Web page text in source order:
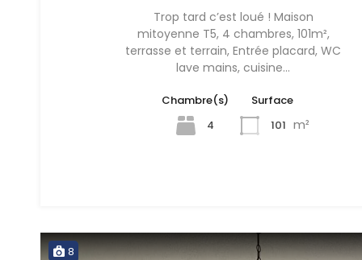
Trop tard c’est loué ! Maison
mitoyenne T5, 4 chambres, 101m²,
terrasse et terrain, Entrée placard, WC
lave mains, cuisine…
Chambre(s)
4
Surface
101 m²
8